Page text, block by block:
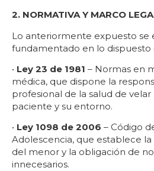
2. NORMATIVA Y MARCO
Lo anteriormente expuesto se
fundamentado en lo dispuesto
• Ley 23 de 1981 – Normas en
médica, que dispone la
profesional de la salud de
paciente y su entorno.
• Ley 1098 de 2006 – Código
Adolescencia, que establece
del menor y la obligación de
innecesarios.